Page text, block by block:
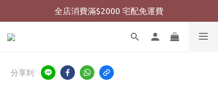
全店消費滿$999 超商免運費
全店消費滿$2000 宅配免運費
全店消費滿$999 超商免運費
分享到